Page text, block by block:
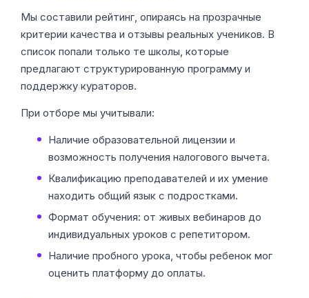
Мы составили рейтинг, опираясь на прозрачные
критерии качества и отзывы реальных учеников. В
список попали только те школы, которые
предлагают структурированную программу и
поддержку кураторов.
При отборе мы учитывали:
Наличие образовательной лицензии и
возможность получения налогового вычета.
Квалификацию преподавателей и их умение
находить общий язык с подростками.
Формат обучения: от живых вебинаров до
индивидуальных уроков с репетитором.
Наличие пробного урока, чтобы ребенок мог
оценить платформу до оплаты.